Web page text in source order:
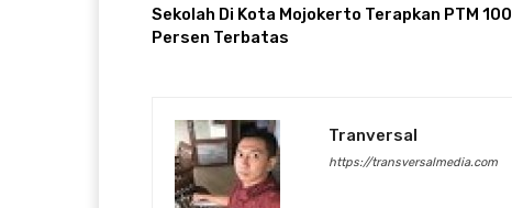
Sekolah Di Kota Mojokerto Terapkan PTM 100
Persen Terbatas
Tranversal
https://transversalmedia.com